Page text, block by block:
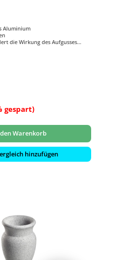
Aluminium
die Wirkung des Aufgusses
gespart)
Warenkorb
hinzufügen